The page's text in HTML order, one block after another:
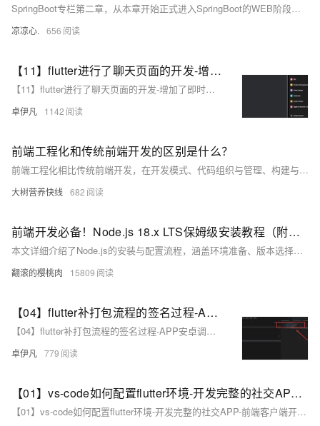
SpringBoot专栏第二章，从本章开始正式进入SpringBoot的WEB阶段开发，本章先带你认识yaml配置文件和资源的路径配置原理，以方便在后面的文章中打下基础
凉凉心. 656
【11】flutter进行了聊天页面的开发-增加了即时通讯聊天的整体页面和组件-切换-朋友-陌生人-vip开通详细页面-即时通讯sdk准备-直播sdk准备-即时通讯有无UI集成的区别介绍-开发完整的社交APP-前端客户端开发+数据联调|以优雅草商业项目为例做开发-flutter开发-全流程-商业应用级实战开发-优雅草Alex
【11】flutter进行了聊天页面的开发-增加了即时通讯聊天的整体页面和组件-切换-朋友-陌生人-vip开通详细页面-即时通讯sdk准备-直播sdk准备-即时通讯有无UI集成的区别介绍-开发完整的社交APP-前端客户端开发+数据联调|以优雅草商业项目为例做开发-flutter开发-全流程-商业应用级实战开发-优雅草Alex
卓伊凡 1142
前端工程化和传统前端开发的区别是什么？
前端工程化相比传统前端开发，在开发模式、代码组织与管理、构建与部署流程、团队协作、性能优化以及技术选型等方面都有了显著的改进和提升，能够更好地应对现代前端应用开发的复杂性和高要求。
大树营养快线 682
前端开发必备！Node.js 18.x LTS保姆级安装教程（附国内镜像源配置）
本文详细介绍了Node.js的安装与配置流程，涵盖环境准备、版本选择（推荐LTS版v18.x）、安装步骤（路径设置、组件选择）、环境验证（命令测试、镜像加速）及常见问题解决方法。同时推荐开发工具链，如VS Code、Yarn等，并提供常用全局包安装指南，帮助开发者快速搭建高效稳定的JavaScript开发环境。内容基于官方正版软件，确保合规性与安全性。
翻滚的樱桃肉 15809
【04】flutter补打包流程的签名过程-APP安卓调试配置-结构化项目目录-完善注册相关页面-开发完整的社交APP-前端客户端开发+数据联调|以优雅草商业项目为例做开发-flutter开发-全流程
【04】flutter补打包流程的签名过程-APP安卓调试配置-结构化项目目录-完善注册相关页面-开发完整的社交APP-前端客户端开发+数据联调|以优雅草商业项目为例做开发-flutter开发-全流程
卓伊凡 779
【01】vs-code如何配置flutter环境-开发完整的社交APP-前端客户端开发+数据联调|以优雅草商业项目为例做开发-flutter开发-全流程-商业应用级实战开发-优雅草央千澈-供大大的学习提升
【01】vs-code如何配置flutter环境-开发完整的社交APP-前端客户端开发+数据联调|以优雅草商业项目为例做开发-flutter开发-全流程-商业应用级实战开发-优雅草央千澈-供大大的学习提升